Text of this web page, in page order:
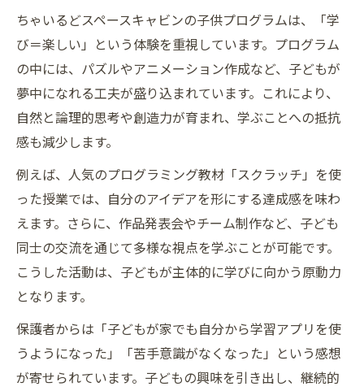
ちゃいるどスペースキャビンの子供プログラムは、「学
び＝楽しい」という体験を重視しています。プログラム
の中には、パズルやアニメーション作成など、子どもが
夢中になれる工夫が盛り込まれています。これにより、
自然と論理的思考や創造力が育まれ、学ぶことへの抵抗
感も減少します。
例えば、人気のプログラミング教材「スクラッチ」を使
った授業では、自分のアイデアを形にする達成感を味わ
えます。さらに、作品発表会やチーム制作など、子ども
同士の交流を通じて多様な視点を学ぶことが可能です。
こうした活動は、子どもが主体的に学びに向かう原動力
となります。
保護者からは「子どもが家でも自分から学習アプリを使
うようになった」「苦手意識がなくなった」という感想
が寄せられています。子どもの興味を引き出し、継続的